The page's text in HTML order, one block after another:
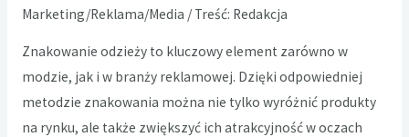
Marketing/Reklama/Media / Treść: Redakcja
Znakowanie odzieży to kluczowy element zarówno w
modzie, jak i w branży reklamowej. Dzięki odpowiedniej
metodzie znakowania można nie tylko wyróżnić produkty
na rynku, ale także zwiększyć ich atrakcyjność w oczach